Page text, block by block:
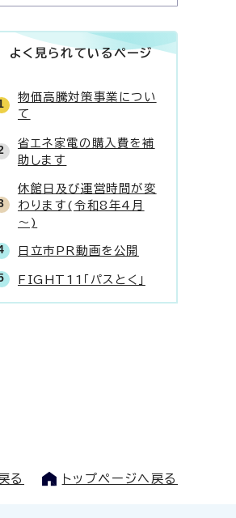
よく見られているページ
物価高騰対策事業につい
て
省エネ家電の購入費を補
助します
休館日及び運営時間が変
わります(令和8年4月
～)
日立市PR動画を公開
FIGHT11「パスとく」
る トップページへ戻る